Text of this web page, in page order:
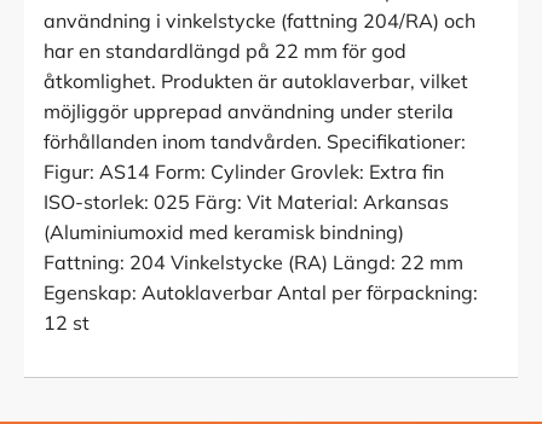
användning i vinkelstycke (fattning 204/RA) och
har en standardlängd på 22 mm för god
åtkomlighet. Produkten är autoklaverbar, vilket
möjliggör upprepad användning under sterila
förhållanden inom tandvården. Specifikationer:
Figur: AS14 Form: Cylinder Grovlek: Extra fin
ISO-storlek: 025 Färg: Vit Material: Arkansas
(Aluminiumoxid med keramisk bindning)
Fattning: 204 Vinkelstycke (RA) Längd: 22 mm
Egenskap: Autoklaverbar Antal per förpackning:
12 st